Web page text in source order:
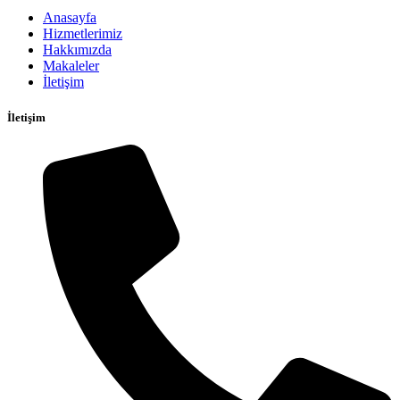
Anasayfa
Hizmetlerimiz
Hakkımızda
Makaleler
İletişim
İletişim